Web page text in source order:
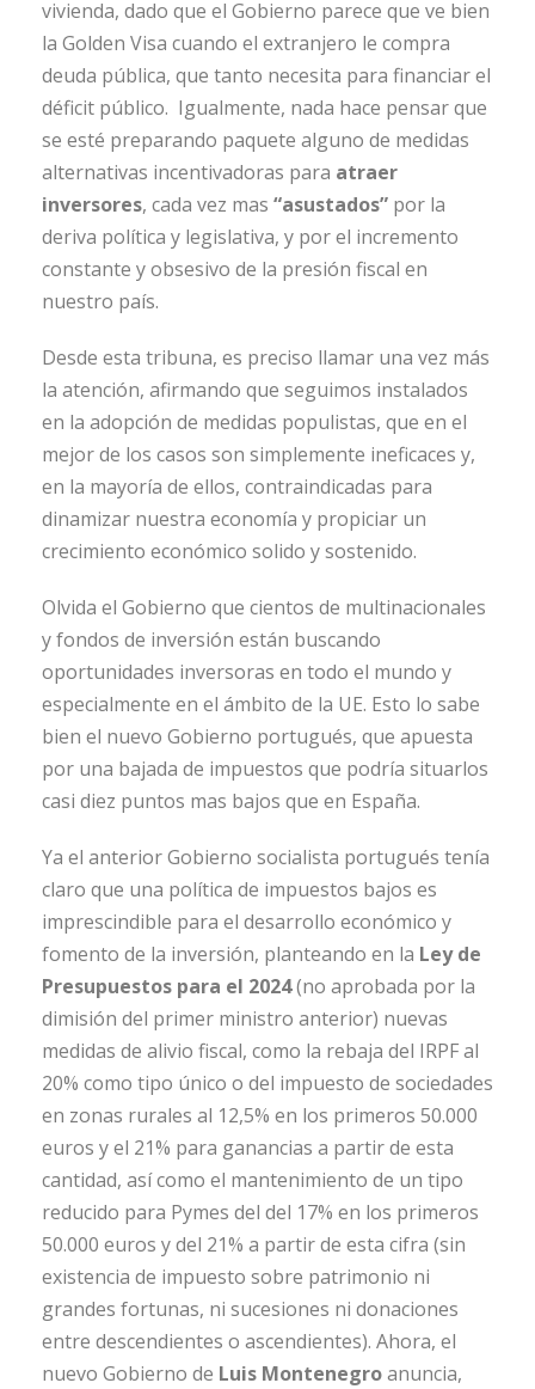
vivienda, dado que el Gobierno parece que ve bien
la Golden Visa cuando el extranjero le compra
deuda pública, que tanto necesita para financiar el
déficit público. Igualmente, nada hace pensar que
se esté preparando paquete alguno de medidas
alternativas incentivadoras para atraer
inversores, cada vez mas “asustados” por la
deriva política y legislativa, y por el incremento
constante y obsesivo de la presión fiscal en
nuestro país.
Desde esta tribuna, es preciso llamar una vez más
la atención, afirmando que seguimos instalados
en la adopción de medidas populistas, que en el
mejor de los casos son simplemente ineficaces y,
en la mayoría de ellos, contraindicadas para
dinamizar nuestra economía y propiciar un
crecimiento económico solido y sostenido.
Olvida el Gobierno que cientos de multinacionales
y fondos de inversión están buscando
oportunidades inversoras en todo el mundo y
especialmente en el ámbito de la UE. Esto lo sabe
bien el nuevo Gobierno portugués, que apuesta
por una bajada de impuestos que podría situarlos
casi diez puntos mas bajos que en España.
Ya el anterior Gobierno socialista portugués tenía
claro que una política de impuestos bajos es
imprescindible para el desarrollo económico y
fomento de la inversión, planteando en la Ley de
Presupuestos para el 2024(no aprobada por la
dimisión del primer ministro anterior) nuevas
medidas de alivio fiscal, como la rebaja del IRPF al
20% como tipo único o del impuesto de sociedades
en zonas rurales al 12,5% en los primeros 50.000
euros y el 21% para ganancias a partir de esta
cantidad, así como el mantenimiento de un tipo
reducido para Pymes del del 17% en los primeros
50.000 euros y del 21% a partir de esta cifra (sin
existencia de impuesto sobre patrimonio ni
grandes fortunas, ni sucesiones ni donaciones
entre descendientes o ascendientes). Ahora, el
nuevo Gobierno de Luis Montenegroanuncia,